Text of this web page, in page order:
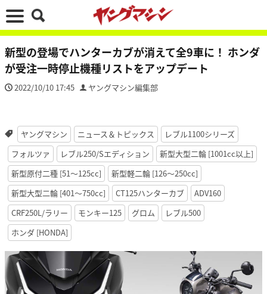
新型の登場でハンターカブが消えて全9車に！ ホンダ
が受注一時停止機種リストをアップデート
2022/10/10 17:45 ヤングマシン編集部
ヤングマシン ニュース＆トピックス
レブル1100シリーズ
フォルツァ
レブル250/Sエディション
新型大型二輪 [1001cc以上]
新型原付二種 [51〜125cc]
新型軽二輪 [126〜250cc]
新型大型二輪 [401〜750cc]
CT125ハンターカブ
ADV160
CRF250L/ラリー
モンキー125 グロム
レブル500
ホンダ [HONDA]